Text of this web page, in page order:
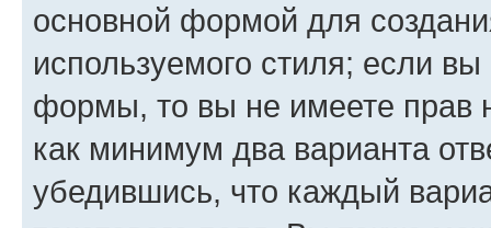
основной формой для
используемого стиля; если
формы, то вы не имеете прав
как минимум два варианта
убедившись, что каждый